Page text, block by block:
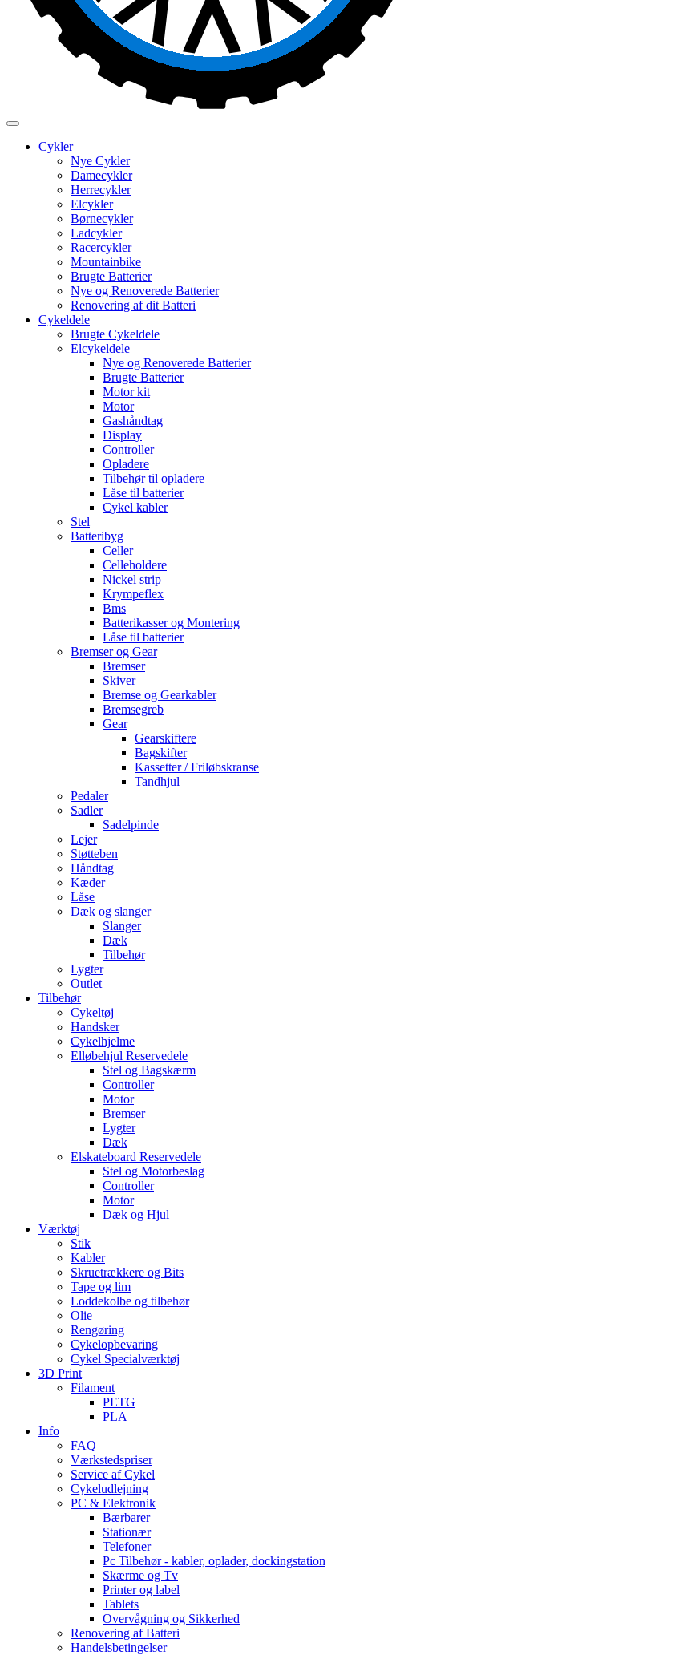
Cykler
Nye Cykler
Damecykler
Herrecykler
Elcykler
Børnecykler
Ladcykler
Racercykler
Mountainbike
Brugte Batterier
Nye og Renoverede Batterier
Renovering af dit Batteri
Cykeldele
Brugte Cykeldele
Elcykeldele
Nye og Renoverede Batterier
Brugte Batterier
Motor kit
Motor
Gashåndtag
Display
Controller
Opladere
Tilbehør til opladere
Låse til batterier
Cykel kabler
Stel
Batteribyg
Celler
Celleholdere
Nickel strip
Krympeflex
Bms
Batterikasser og Montering
Låse til batterier
Bremser og Gear
Bremser
Skiver
Bremse og Gearkabler
Bremsegreb
Gear
Gearskiftere
Bagskifter
Kassetter / Friløbskranse
Tandhjul
Pedaler
Sadler
Sadelpinde
Lejer
Støtteben
Håndtag
Kæder
Låse
Dæk og slanger
Slanger
Dæk
Tilbehør
Lygter
Outlet
Tilbehør
Cykeltøj
Handsker
Cykelhjelme
Elløbehjul Reservedele
Stel og Bagskærm
Controller
Motor
Bremser
Lygter
Dæk
Elskateboard Reservedele
Stel og Motorbeslag
Controller
Motor
Dæk og Hjul
Værktøj
Stik
Kabler
Skruetrækkere og Bits
Tape og lim
Loddekolbe og tilbehør
Olie
Rengøring
Cykelopbevaring
Cykel Specialværktøj
3D Print
Filament
PETG
PLA
Info
FAQ
Værkstedspriser
Service af Cykel
Cykeludlejning
PC & Elektronik
Bærbarer
Stationær
Telefoner
Pc Tilbehør - kabler, oplader, dockingstation
Skærme og Tv
Printer og label
Tablets
Overvågning og Sikkerhed
Renovering af Batteri
Handelsbetingelser